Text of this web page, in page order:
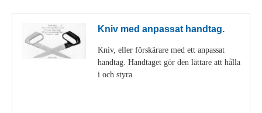
Kniv med anpassat handtag.
Kniv, eller förskärare med ett anpassat
handtag. Handtaget gör den lättare att hålla
i och styra.